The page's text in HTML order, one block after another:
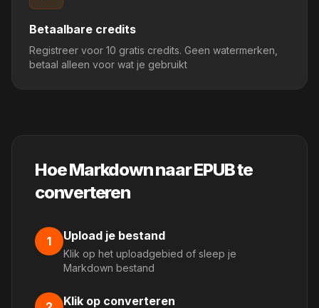
Betaalbare credits
Registreer voor 10 gratis credits. Geen watermerken,
betaal alleen voor wat je gebruikt
Hoe Markdown naar EPUB te
converteren
1 Upload je bestand
Klik op het uploadgebied of sleep je
Markdown bestand
Klik op converteren